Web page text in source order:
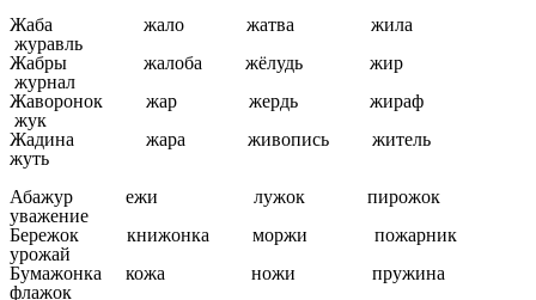
Жаба жало жатва жила
журавль
Жабры жалоба жёлудь жир
журнал
Жаворонок жар жердь жираф
жук
Жадина жара живопись житель
жуть
Абажур ежи лужок пирожок
уважение
Бережок книжонка моржи пожарник
урожай
Бумажонка кожа ножи пружина
флажок